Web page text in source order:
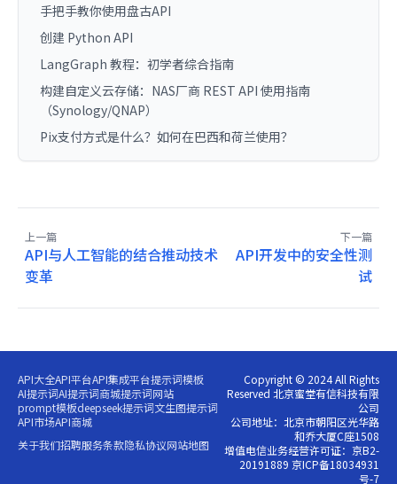
手把手教你使用盘古API
创建 Python API
LangGraph 教程：初学者综合指南
构建自定义云存储：NAS厂商 REST API 使用指南
（Synology/QNAP）
Pix支付方式是什么？如何在巴西和荷兰使用？
上一篇
API与人工智能的结合推动技术
变革
下一篇
API开发中的安全性测
试
API大全API平台API集成平台提示词模板
AI提示词AI提示词商城提示词网站
prompt模板deepseek提示词文生图提示词
API市场API商城
关于我们招聘服务条款隐私协议网站地图
Copyright © 2024 All Rights
Reserved 北京蜜堂有信科技有限
公司
公司地址：北京市朝阳区光华路
和乔大厦C座1508
增值电信业务经营许可证：京B2-
20191889 京ICP备18034931
号-7